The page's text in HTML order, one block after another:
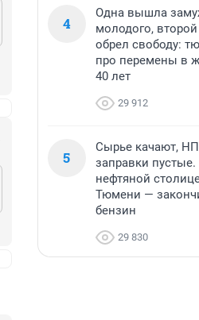
4
Одна вышла
молодого,
обрел свободу:
про перемены в
40 лет
29 912
5
Сырье качают,
заправки
нефтяной
Тюмени —
бензин
29 830